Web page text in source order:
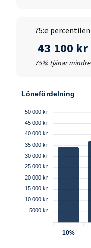
75:e percentilen
43 100 kr
75% tjänar mindre
Lönefördelning
50 000 kr
45 000 kr
40 000 kr
35 000 kr
30 000 kr
25 000 kr
20 000 kr
15 000 kr
10 000 kr
5000 kr
10%